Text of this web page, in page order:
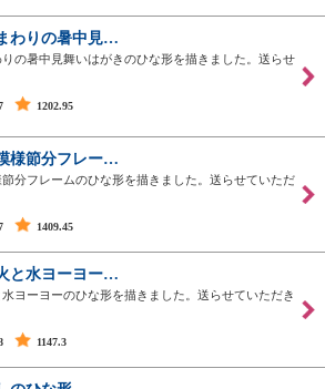
わりの暑中見…
りの暑中見舞いはがきのひな形を描きました。送らせ
1202.95
様節分フレー…
分フレームのひな形を描きました。送らせていただ
1409.45
と水ヨーヨー…
ヨーヨーのひな形を描きました。送らせていただき
1147.3